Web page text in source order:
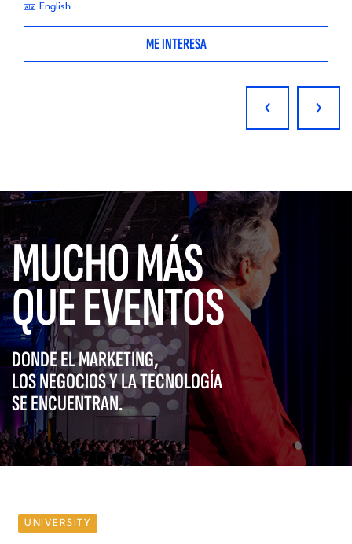
English
ME INTERESA
‹ ›
MUCHO MÁS
QUE EVENTOS
DONDE EL MARKETING,
LOS NEGOCIOS Y LA TECNOLOGÍA
SE ENCUENTRAN.
UNIVERSITY